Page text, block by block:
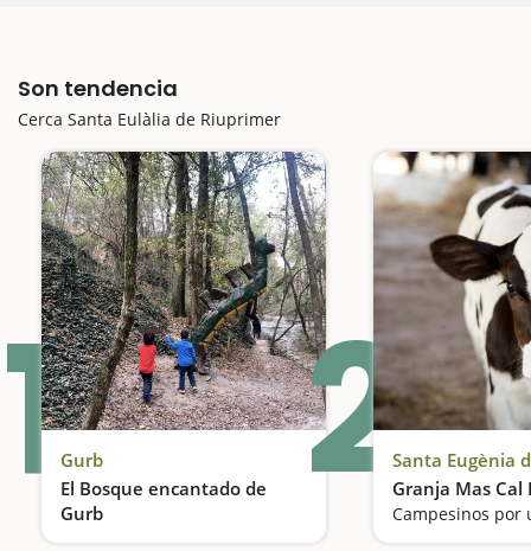
Son tendencia
Cerca Santa Eulàlia de Riuprimer
1 Gurb
El Bosque encantado de
Gurb
Una excursión fantástica para hacer con niños con sorpresas en los árboles
2Santa Eugènia
Granja Mas Cal
Campesinos por